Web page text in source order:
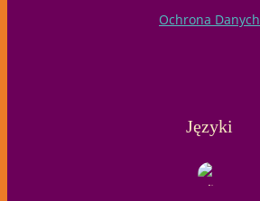
Ochrona Danych
Języki